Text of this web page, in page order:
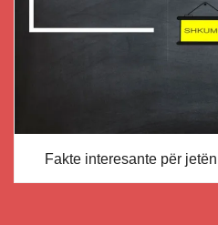
Fakte interesante për